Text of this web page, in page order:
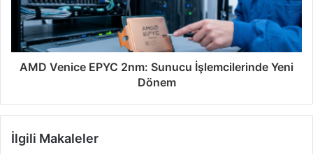
AMD Venice EPYC 2nm: Sunucu İşlemcilerinde Yeni
Dönem
İlgili Makaleler